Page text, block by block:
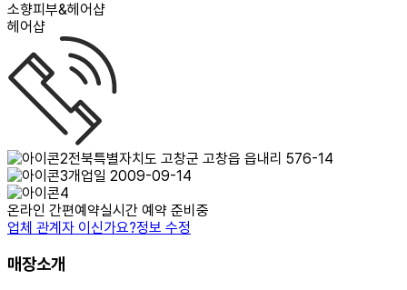
소향피부&헤어샵
헤어샵
전북특별자치도 고창군 고창읍 읍내리 576-14
개업일 2009-09-14
온라인 간편예약실시간 예약 준비중
업체 관계자 이신가요?정보 수정
매장소개